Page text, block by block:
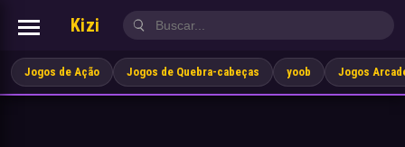
Kizi
Jogos de Ação Jogos de Quebra-cabeças yoob Jogos